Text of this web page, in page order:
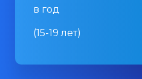
в год
(15-19 лет)